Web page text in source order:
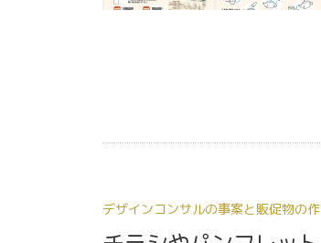
デザインコンサルの事案と販促物の